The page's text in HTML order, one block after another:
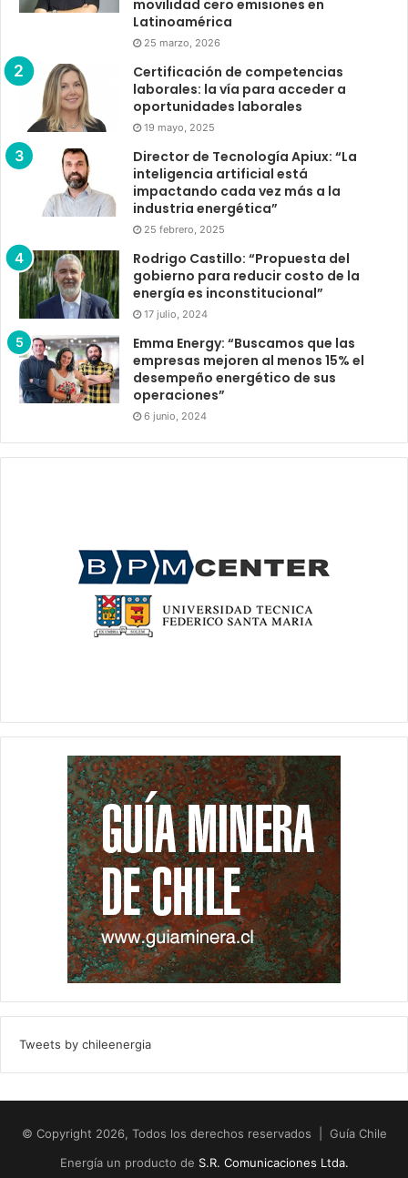
movilidad cero emisiones en
Latinoamérica
25 marzo, 2026
Certificación de competencias
laborales: la vía para acceder a
oportunidades laborales
19 mayo, 2025
Director de Tecnología Apiux: “La
inteligencia artificial está
impactando cada vez más a la
industria energética”
25 febrero, 2025
Rodrigo Castillo: “Propuesta del
gobierno para reducir costo de la
energía es inconstitucional”
17 julio, 2024
Emma Energy: “Buscamos que las
empresas mejoren al menos 15% el
desempeño energético de sus
operaciones”
6 junio, 2024
Tweets by chileenergia
© Copyright 2026, Todos los derechos reservados | Guía Chile
Energía un producto de S.R. Comunicaciones Ltda.